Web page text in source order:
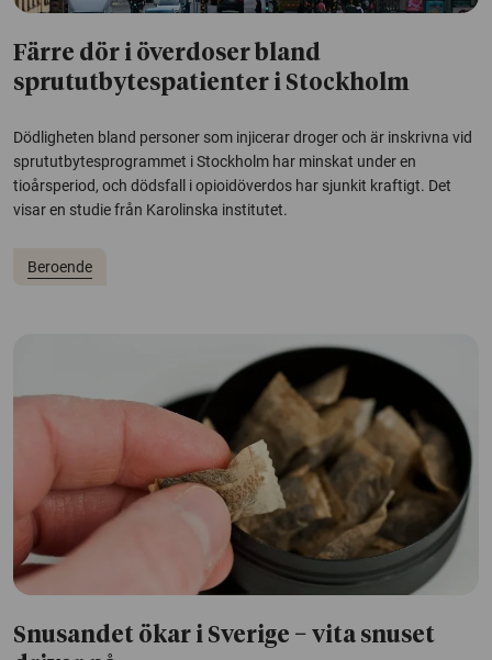
Färre dör i överdoser bland
sprututbytespatienter i Stockholm
Dödligheten bland personer som injicerar droger och är inskrivna vid
sprututbytesprogrammet i Stockholm har minskat under en
tioårsperiod, och dödsfall i opioidöverdos har sjunkit kraftigt. Det
visar en studie från Karolinska institutet.
Beroende
Snusandet ökar i Sverige − vita snuset